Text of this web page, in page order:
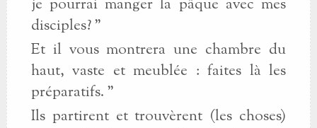
je pourrai manger la pâque avec mes
disciples? "
Et il vous montrera une chambre du
haut, vaste et meublée : faites là les
préparatifs. "
Ils partirent et trouvèrent (les choses)